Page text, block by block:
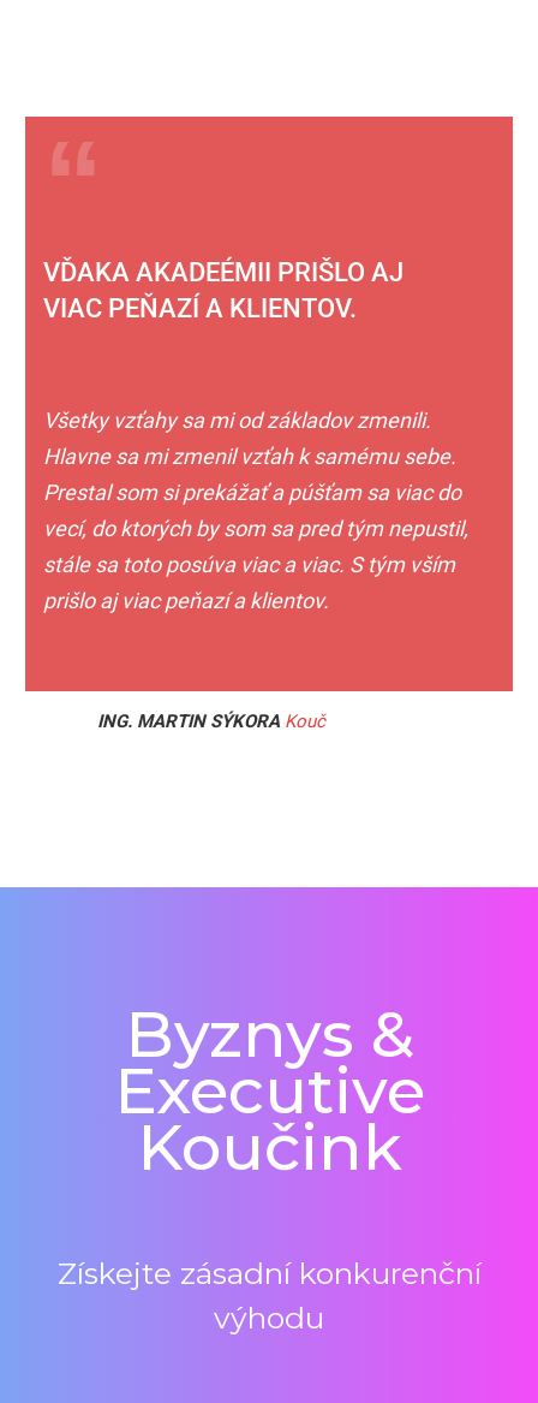
VĎAKA AKADEÉMII PRIŠLO AJ
VIAC PEŇAZÍ A KLIENTOV.
Všetky vzťahy sa mi od základov zmenili.
Hlavne sa mi zmenil vzťah k samému sebe.
Prestal som si prekážať a púšťam sa viac do
vecí, do ktorých by som sa pred tým nepustil,
stále sa toto posúva viac a viac. S tým vším
prišlo aj viac peňazí a klientov.
ING. MARTIN SÝKORA Kouč
Byznys &
Executive
Koučink
Získejte zásadní konkurenční
výhodu